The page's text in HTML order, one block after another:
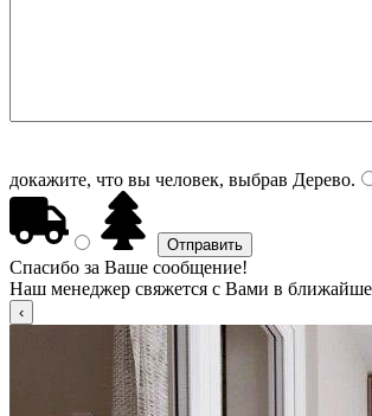
докажите, что вы человек, выбрав Дерево.
Спасибо за Ваше сообщение!
Наш менеджер свяжется с Вами в